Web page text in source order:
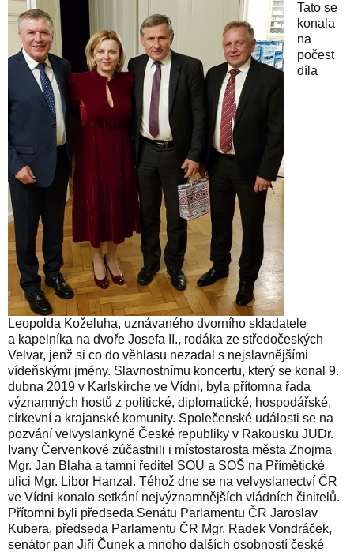
Tato se
konala
na
počest
díla
Leopolda Koželuha, uznávaného dvorního skladatele
a kapelníka na dvoře Josefa II., rodáka ze středočeských
Velvar, jenž si co do věhlasu nezadal s nejslavnějšími
vídeňskými jmény. Slavnostnímu koncertu, který se konal 9.
dubna 2019 v Karlskirche ve Vídni, byla přítomna řada
významných hostů z politické, diplomatické, hospodářské,
církevní a krajanské komunity. Společenské události se na
pozvání velvyslankyně České republiky v Rakousku JUDr.
Ivany Červenkové zúčastnili i místostarosta města Znojma
Mgr. Jan Blaha a tamní ředitel SOU a SOŠ na Přímětické
ulici Mgr. Libor Hanzal. Téhož dne se na velvyslanectví ČR
ve Vídni konalo setkání nejvýznamnějších vládních činitelů.
Přítomni byli předseda Senátu Parlamentu ČR Jaroslav
Kubera, předseda Parlamentu ČR Mgr. Radek Vondráček,
senátor pan Jiří Čunek a mnoho dalších osobností české